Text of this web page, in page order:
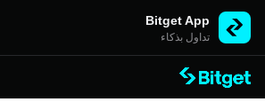
Bitget App
تداول بذكاء